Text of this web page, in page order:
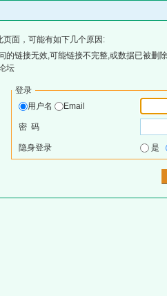
面，可能有如下几个原因:
的链接无效,可能链接不完整,或数据已被删
坛
登录
用户名
Email
密 码
隐身登录 是